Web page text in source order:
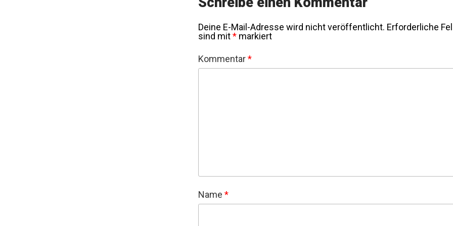
Deine E-Mail-Adresse wird nicht veröffentlicht. Erforderliche
sind mit* markiert
Kommentar*
Name *